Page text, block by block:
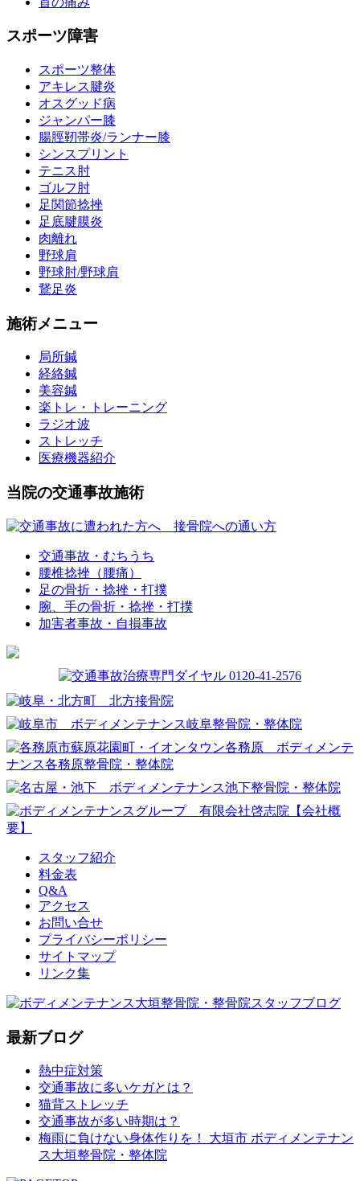
スポーツ障害
スポーツ整体
アキレス腱炎
オスグッド病
ジャンパー膝
腸脛靭帯炎/ランナー膝
シンスプリント
テニス肘
ゴルフ肘
足関節捻挫
足底腱膜炎
肉離れ
野球肩
野球肘/野球肩
鵞足炎
施術メニュー
局所鍼
経絡鍼
美容鍼
楽トレ・トレーニング
ラジオ波
ストレッチ
医療機器紹介
当院の交通事故施術
交通事故・むちうち
腰椎捻挫（腰痛）
足の骨折・捻挫・打撲
腕、手の骨折・捻挫・打撲
加害者事故・自損事故
スタッフ紹介
料金表
Q&A
アクセス
お問い合せ
プライバシーポリシー
サイトマップ
リンク集
最新ブログ
熱中症対策
交通事故に多いケガとは？
猫背ストレッチ
交通事故が多い時期は？
梅雨に負けない身体作りを！ 大垣市 ボディメンテナン
ス大垣整骨院・整体院